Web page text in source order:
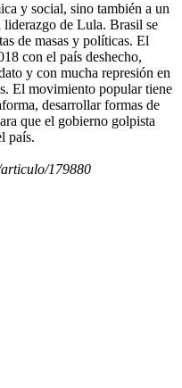
y social, sino también a un
de Lula. Brasil se
de masas y políticas. El
con el país deshecho,
y con mucha represión en
El movimiento popular tiene
desarrollar formas de
que el gobierno golpista
país.
179880